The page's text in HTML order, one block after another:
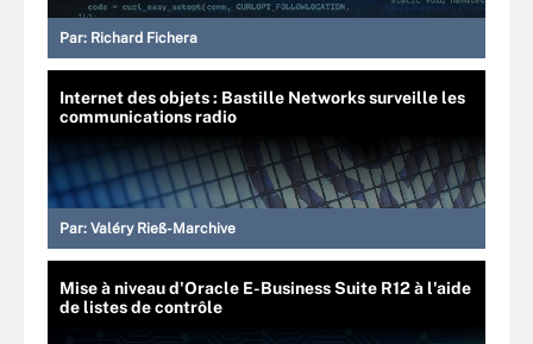
Par: Richard Fichera
Internet des objets : Bastille Networks surveille les
communications radio
Par: Valéry Rieß-Marchive
Mise à niveau d'Oracle E-Business Suite R12 à l'aide
de listes de contrôle